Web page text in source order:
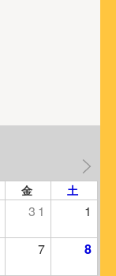
金 土
31 1
7 8